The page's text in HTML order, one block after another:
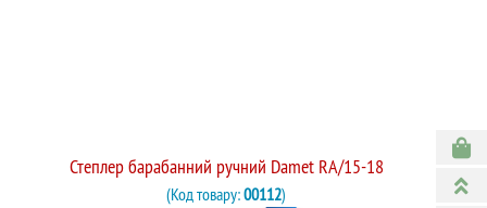
Степлер барабанний ручний Damet RA/15-18
(Код товару:00112)